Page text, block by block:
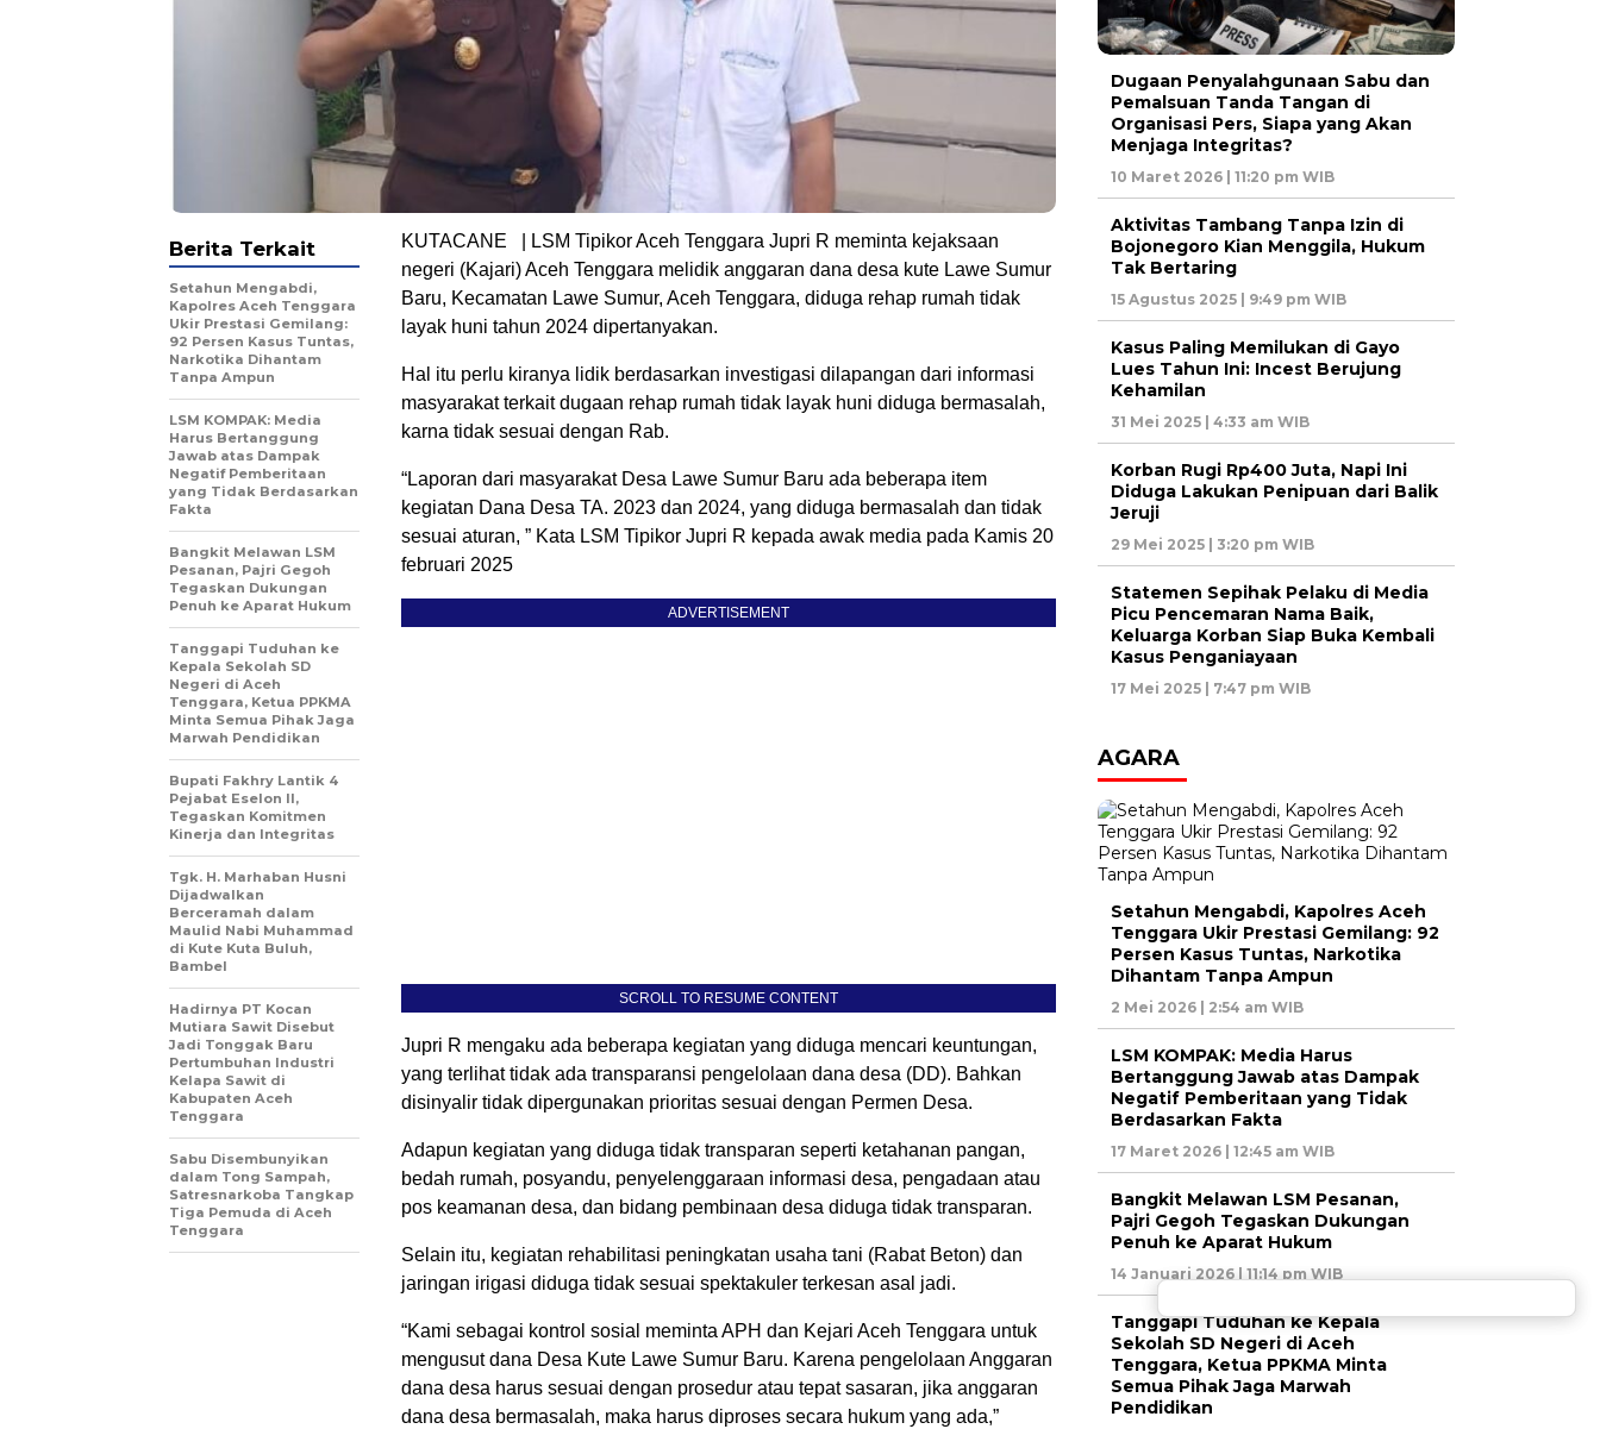
KUTACANE | LSM Tipikor Aceh Tenggara Jupri R meminta kejaksaan
negeri (Kajari) Aceh Tenggara melidik anggaran dana desa kute Lawe Sumur
Baru, Kecamatan Lawe Sumur, Aceh Tenggara, diduga rehap rumah tidak
layak huni tahun 2024 dipertanyakan.
Hal itu perlu kiranya lidik berdasarkan investigasi dilapangan dari informasi
masyarakat terkait dugaan rehap rumah tidak layak huni diduga bermasalah,
karna tidak sesuai dengan Rab.
“Laporan dari masyarakat Desa Lawe Sumur Baru ada beberapa item
kegiatan Dana Desa TA. 2023 dan 2024, yang diduga bermasalah dan tidak
sesuai aturan, ” Kata LSM Tipikor Jupri R kepada awak media pada Kamis 20
februari 2025
ADVERTISEMENT
SCROLL TO RESUME CONTENT
Jupri R mengaku ada beberapa kegiatan yang diduga mencari keuntungan,
yang terlihat tidak ada transparansi pengelolaan dana desa (DD). Bahkan
disinyalir tidak dipergunakan prioritas sesuai dengan Permen Desa.
Adapun kegiatan yang diduga tidak transparan seperti ketahanan pangan,
bedah rumah, posyandu, penyelenggaraan informasi desa, pengadaan atau
pos keamanan desa, dan bidang pembinaan desa diduga tidak transparan.
Selain itu, kegiatan rehabilitasi peningkatan usaha tani (Rabat Beton) dan
jaringan irigasi diduga tidak sesuai spektakuler terkesan asal jadi.
“Kami sebagai kontrol sosial meminta APH dan Kejari Aceh Tenggara untuk
mengusut dana Desa Kute Lawe Sumur Baru. Karena pengelolaan Anggaran
dana desa harus sesuai dengan prosedur atau tepat sasaran, jika anggaran
dana desa bermasalah, maka harus diproses secara hukum yang ada,”
Berita Terkait
Setahun Mengabdi,
Kapolres Aceh Tenggara
Ukir Prestasi Gemilang:
92 Persen Kasus Tuntas,
Narkotika Dihantam
Tanpa Ampun
LSM KOMPAK: Media
Harus Bertanggung
Jawab atas Dampak
Negatif Pemberitaan
yang Tidak Berdasarkan
Fakta
Bangkit Melawan LSM
Pesanan, Pajri Gegoh
Tegaskan Dukungan
Penuh ke Aparat Hukum
Tanggapi Tuduhan ke
Kepala Sekolah SD
Negeri di Aceh
Tenggara, Ketua PPKMA
Minta Semua Pihak Jaga
Marwah Pendidikan
Bupati Fakhry Lantik 4
Pejabat Eselon II,
Tegaskan Komitmen
Kinerja dan Integritas
Tgk. H. Marhaban Husni
Dijadwalkan
Berceramah dalam
Maulid Nabi Muhammad
di Kute Kuta Buluh,
Bambel
Hadirnya PT Kocan
Mutiara Sawit Disebut
Jadi Tonggak Baru
Pertumbuhan Industri
Kelapa Sawit di
Kabupaten Aceh
Tenggara
Sabu Disembunyikan
dalam Tong Sampah,
Satresnarkoba Tangkap
Tiga Pemuda di Aceh
Tenggara
Dugaan Penyalahgunaan Sabu dan
Pemalsuan Tanda Tangan di
Organisasi Pers, Siapa yang Akan
Menjaga Integritas?
10 Maret 2026 | 11:20 pm WIB
Aktivitas Tambang Tanpa Izin di
Bojonegoro Kian Menggila, Hukum
Tak Bertaring
15 Agustus 2025 | 9:49 pm WIB
Kasus Paling Memilukan di Gayo
Lues Tahun Ini: Incest Berujung
Kehamilan
31 Mei 2025 | 4:33 am WIB
Korban Rugi Rp400 Juta, Napi Ini
Diduga Lakukan Penipuan dari Balik
Jeruji
29 Mei 2025 | 3:20 pm WIB
Statemen Sepihak Pelaku di Media
Picu Pencemaran Nama Baik,
Keluarga Korban Siap Buka Kembali
Kasus Penganiayaan
17 Mei 2025 | 7:47 pm WIB
AGARA
Setahun Mengabdi, Kapolres Aceh
Tenggara Ukir Prestasi Gemilang: 92
Persen Kasus Tuntas, Narkotika
Dihantam Tanpa Ampun
2 Mei 2026 | 2:54 am WIB
LSM KOMPAK: Media Harus
Bertanggung Jawab atas Dampak
Negatif Pemberitaan yang Tidak
Berdasarkan Fakta
17 Maret 2026 | 12:45 am WIB
Bangkit Melawan LSM Pesanan,
Pajri Gegoh Tegaskan Dukungan
Penuh ke Aparat Hukum
14 Januari 2026 | 11:14 pm WIB
Tanggapi Tuduhan ke Kepala
Sekolah SD Negeri di Aceh
Tenggara, Ketua PPKMA Minta
Semua Pihak Jaga Marwah
Pendidikan